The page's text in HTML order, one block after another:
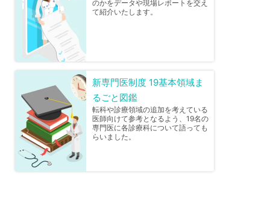
のかをデータや現場レポートを交え
て紹介いたします。
新専門医制度 19基本領域ま
るごと図鑑
転科や診療領域の追加を考えている
医師向けて参考となるよう、19名の
専門医に各診療科について語っても
らいました。